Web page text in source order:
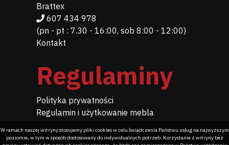
Brattex
607 434 978
(pn - pt : 7.30 - 16:00, sob 8:00 - 12:00)
Kontakt
Regulaminy
Polityka prywatności
Regulamin i użytkowanie mebla
W ramach naszej witryny stosujemy pliki cookies w celu świadczenia Państwu usług na najwyższym
poziomie, w tym w sposób dostosowany do indywidualnych potrzeb. Korzystanie z witryny bez